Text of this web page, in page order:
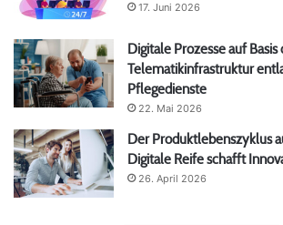
17. Juni 2026
Digitale Prozesse auf Basis
Telematikinfrastruktur
Pflegedienste
22. Mai 2026
Der Produktlebenszyklus
Digitale Reife schafft
26. April 2026